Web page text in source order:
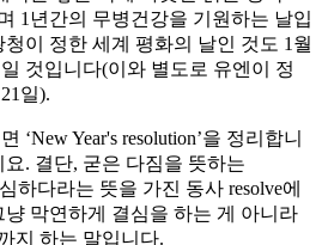
1년간의 무병건강을 기원하는 날입
이 정한 세계 평화의 날인 것도 1월
것입니다(이와 별도로 유엔이 정
일).
‘New Year's resolution’을 정리합니
. 결단, 굳은 다짐을 뜻하는
하다라는 뜻을 가진 동사 resolve에
막연하게 결심을 하는 게 아니라
지 하는 말입니다.